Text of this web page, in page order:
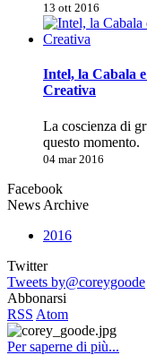
13 ott 2016
Intel, la Cabala
Creativa
La coscienza di
questo momento.
04 mar 2016
Facebook
News Archive
2016
Twitter
Tweets by@coreygoode
Abbonarsi
RSS Atom
Per saperne di più...